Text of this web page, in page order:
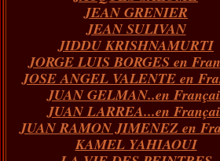
JEAN GRENIER
JEAN SULIVAN
JIDDU KRISHNAMURTI
JORGE LUIS BORGES en
JOSE ANGEL VALENTE en
JUAN GELMAN..en
JUAN LARREA...en
JUAN RAMON JIMENEZ en
KAMEL YAHIAOUI